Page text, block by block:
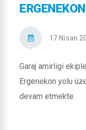
17 Nisan
Garaj amirligi
Ergenekon yolu
devam etmekte.